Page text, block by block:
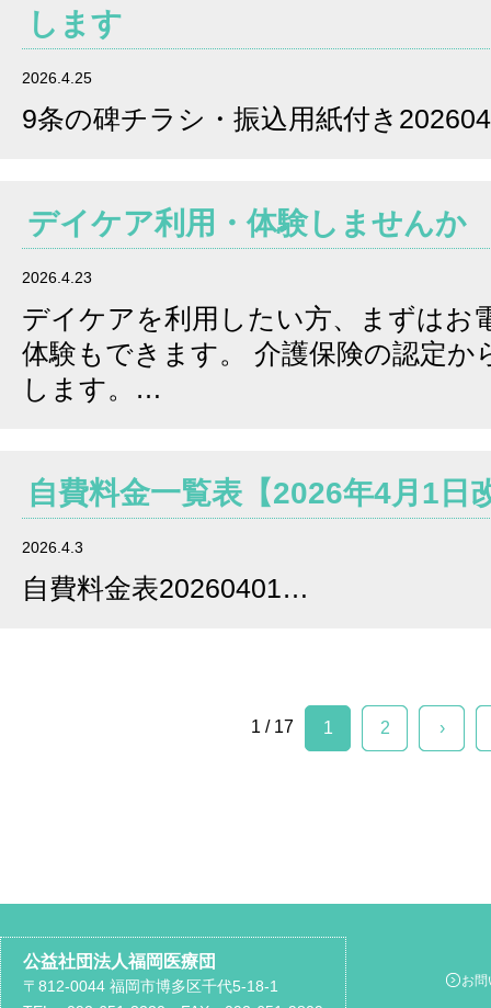
します
2026.4.25
9条の碑チラシ・振込用紙付き
デイケア利用・体験しませんか
2026.4.23
デイケアを利用したい方、まずはお
体験もできます。 介護保険の認定か
します。…
自費料金一覧表【2026年4月1日
2026.4.3
自費料金表20260401…
1 / 17 1 2 ›
公益社団法人福岡医療団
〒812-0044 福岡市博多区千代5-18-1
お